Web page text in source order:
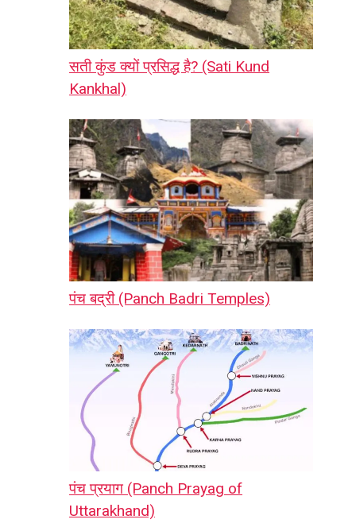
सती कुंड क्यों प्रसिद्ध है? (Sati Kund
Kankhal)
पंच बद्री (Panch Badri Temples)
पंच प्रयाग (Panch Prayag of
Uttarakhand)